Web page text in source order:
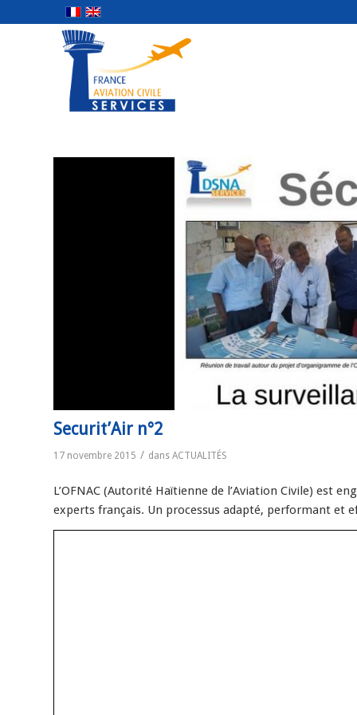
Securit’Air n°2
17 novembre 2015 / dans ACTUALITÉS
L’OFNAC (Autorité Haïtienne de l’Aviation Civile) est
experts français. Un processus adapté, performant et